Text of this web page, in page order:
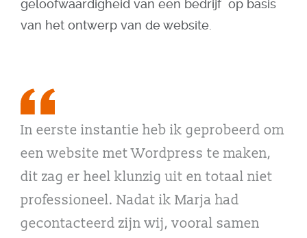
geloofwaardigheid van een bedrijf op basis
van het ontwerp van de website.
In eerste instantie heb ik geprobeerd om
een website met Wordpress te maken,
dit zag er heel klunzig uit en totaal niet
professioneel. Nadat ik Marja had
gecontacteerd zijn wij, vooral samen